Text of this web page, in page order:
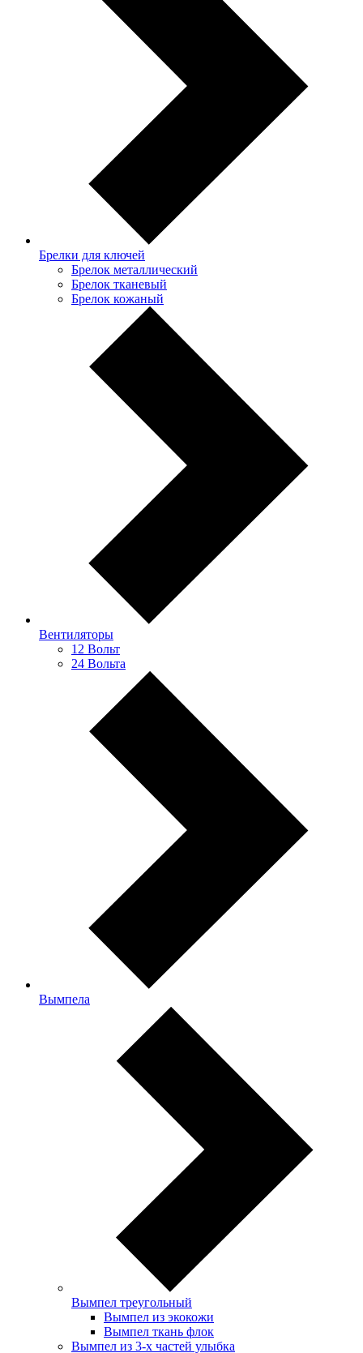
Брелки для ключей
Брелок металлический
Брелок тканевый
Брелок кожаный
Вентиляторы
12 Вольт
24 Вольта
Вымпела
Вымпел треугольный
Вымпел из экокожи
Вымпел ткань флок
Вымпел из 3-х частей улыбка